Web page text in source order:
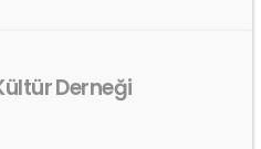
Derneği